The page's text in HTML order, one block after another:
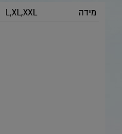
מידה L,XL,XXL